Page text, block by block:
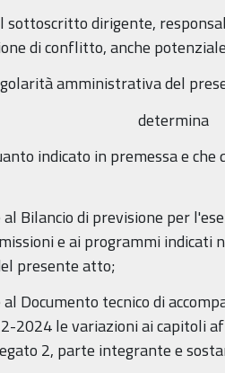
dirigente,
di conflitto, anche
amministrativa del
determina
indicato in premessa e
Bilancio di previsione per
e ai programmi indicati
presente atto;
Documento tecnico di
2024 le variazioni ai capitoli
2, parte integrante e